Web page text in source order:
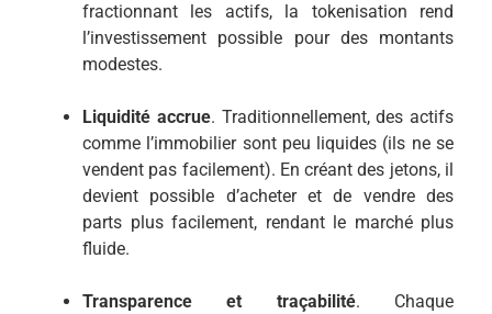
fractionnant les actifs, la tokenisation rend
l’investissement possible pour des montants
modestes.
Liquidité accrue. Traditionnellement, des actifs
comme l’immobilier sont peu liquides (ils ne se
vendent pas facilement). En créant des jetons, il
devient possible d’acheter et de vendre des
parts plus facilement, rendant le marché plus
fluide.
Transparence et traçabilité. Chaque